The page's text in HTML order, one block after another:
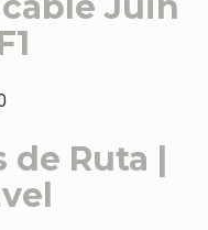
de Ruta |